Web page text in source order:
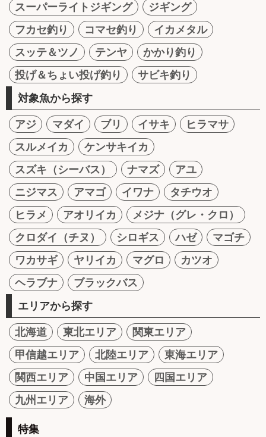
スーパーライトジギング
ジギング
フカセ釣り
コマセ釣り
イカメタル
スッテ＆ツノ
テンヤ
かかり釣り
投げ＆ちょい投げ釣り
サビキ釣り
対象魚から探す
アジ マダイ ブリ イサキ
ヒラマサ
スルメイカ
ケンサキイカ
スズキ（シーバス）
ナマズ
アユ
ニジマス
アマゴ イワナ
タチウオ
ヒラメ
アオリイカ
メジナ（グレ・クロ）
クロダイ（チヌ）
シロギス ハゼ
マゴチ
ワカサギ
ヤリイカ マグロ
カツオ
ヘラブナ
ブラックバス
エリアから探す
北海道 東北エリア
関東エリア
甲信越エリア
北陸エリア
東海エリア
関西エリア
中国エリア
四国エリア
九州エリア
海外
特集